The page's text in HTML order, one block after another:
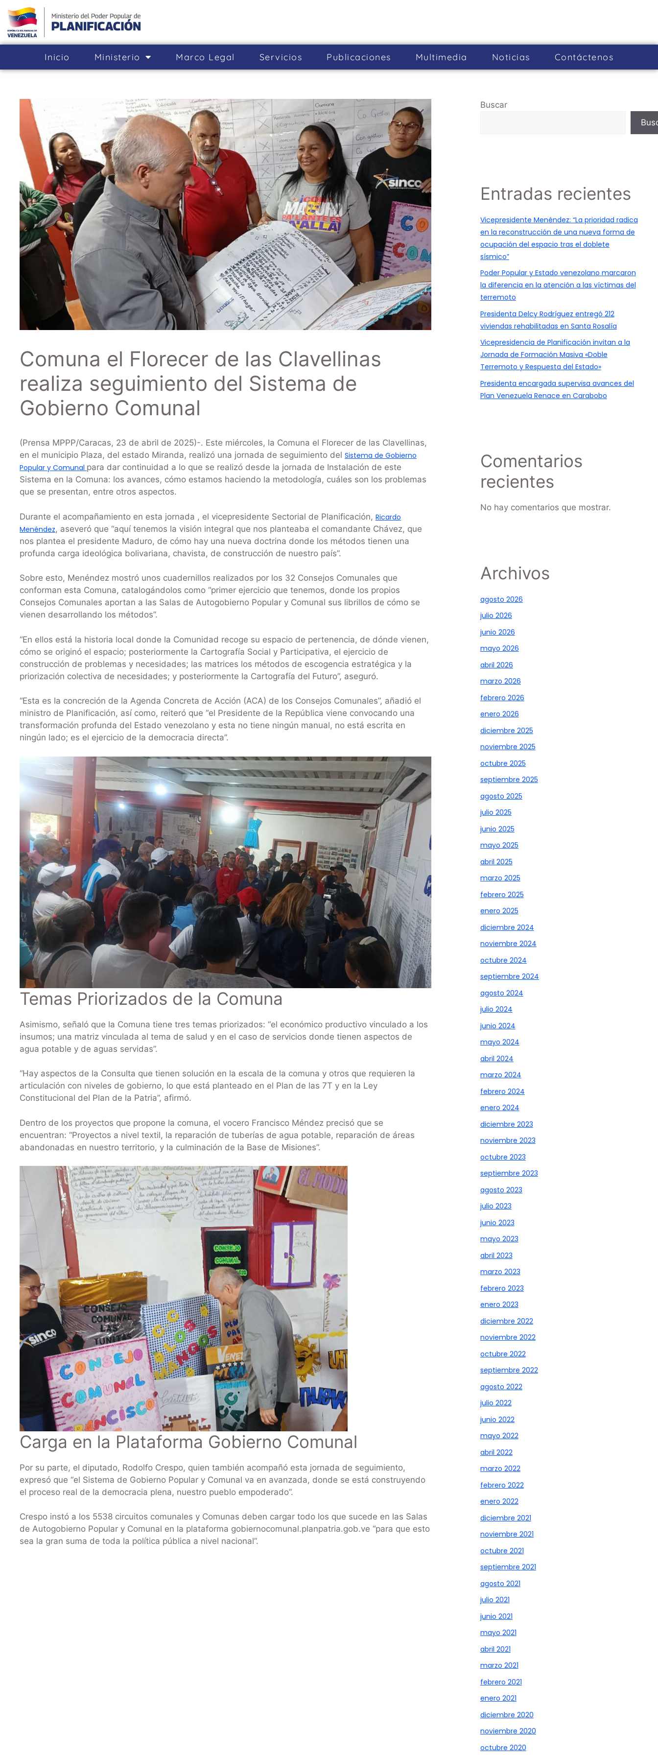
Inicio Ministerio Marco Legal Servicios Publicaciones Multimedia Noticias Cont­áctenos
Comuna el Florecer de las Clavellinas
realiza seguimiento del Sistema de
Gobierno Comunal
(Prensa MPPP/Caracas, 23 de abril de 2025)-. Este miércoles, la Comuna el Florecer de las Clavellinas,
en el municipio Plaza, del estado Miranda, realizó una jornada de seguimiento del Sistema de Gobierno
Popular y Comunal para dar continuidad a lo que se realizó desde la jornada de Instalación de este
Sistema en la Comuna: los avances, cómo estamos haciendo la metodología, cuáles son los problemas
que se presentan, entre otros aspectos.
Durante el acompañamiento en esta jornada , el vicepresidente Sectorial de Planificación, Ricardo
Menéndez, aseveró que “aquí tenemos la visión integral que nos planteaba el comandante Chávez, que
nos plantea el presidente Maduro, de cómo hay una nueva doctrina donde los métodos tienen una
profunda carga ideológica bolivariana, chavista, de construcción de nuestro país”.
Sobre esto, Menéndez mostró unos cuadernillos realizados por los 32 Consejos Comunales que
conforman esta Comuna, catalogándolos como “primer ejercicio que tenemos, donde los propios
Consejos Comunales aportan a las Salas de Autogobierno Popular y Comunal sus librillos de cómo se
vienen desarrollando los métodos”.
“En ellos está la historia local donde la Comunidad recoge su espacio de pertenencia, de dónde vienen,
cómo se originó el espacio; posteriormente la Cartografía Social y Participativa, el ejercicio de
construcción de problemas y necesidades; las matrices los métodos de escogencia estratégica y la
priorización colectiva de necesidades; y posteriormente la Cartografía del Futuro”, aseguró.
“Esta es la concreción de la Agenda Concreta de Acción (ACA) de los Consejos Comunales”, añadió el
ministro de Planificación, así como, reiteró que “el Presidente de la República viene convocando una
transformación profunda del Estado venezolano y esta no tiene ningún manual, no está escrita en
ningún lado; es el ejercicio de la democracia directa”.
Temas Priorizados de la Comuna
Asimismo, señaló que la Comuna tiene tres temas priorizados: “el económico productivo vinculado a los
insumos; una matriz vinculada al tema de salud y en el caso de servicios donde tienen aspectos de
agua potable y de aguas servidas”.
“Hay aspectos de la Consulta que tienen solución en la escala de la comuna y otros que requieren la
articulación con niveles de gobierno, lo que está planteado en el Plan de las 7T y en la Ley
Constitucional del Plan de la Patria”, afirmó.
Dentro de los proyectos que propone la comuna, el vocero Francisco Méndez precisó que se
encuentran: “Proyectos a nivel textil, la reparación de tuberías de agua potable, reparación de áreas
abandonadas en nuestro territorio, y la culminación de la Base de Misiones”.
Carga en la Plataforma Gobierno Comunal
Por su parte, el diputado, Rodolfo Crespo, quien también acompañó esta jornada de seguimiento,
expresó que “el Sistema de Gobierno Popular y Comunal va en avanzada, donde se está construyendo
el proceso real de la democracia plena, nuestro pueblo empoderado”.
Crespo instó a los 5538 circuitos comunales y Comunas deben cargar todo los que sucede en las Salas
de Autogobierno Popular y Comunal en la plataforma gobiernocomunal.planpatria.gob.ve “para que esto
sea la gran suma de toda la política pública a nivel nacional”.
Buscar
Entradas recientes
Vicepresidente Menéndez: “La prioridad radica
en la reconstrucción de una nueva forma de
ocupación del espacio tras el doblete
sísmico”
Poder Popular y Estado venezolano marcaron
la diferencia en la atención a las víctimas del
terremoto
Presidenta Delcy Rodríguez entregó 212
viviendas rehabilitadas en Santa Rosalía
Vicepresidencia de Planificación invitan a la
Jornada de Formación Masiva «Doble
Terremoto y Respuesta del Estado»
Presidenta encargada supervisa avances del
Plan Venezuela Renace en Carabobo
Comentarios
recientes
No hay comentarios que mostrar.
Archivos
agosto 2026
julio 2026
junio 2026
mayo 2026
abril 2026
marzo 2026
febrero 2026
enero 2026
diciembre 2025
noviembre 2025
octubre 2025
septiembre 2025
agosto 2025
julio 2025
junio 2025
mayo 2025
abril 2025
marzo 2025
febrero 2025
enero 2025
diciembre 2024
noviembre 2024
octubre 2024
septiembre 2024
agosto 2024
julio 2024
junio 2024
mayo 2024
abril 2024
marzo 2024
febrero 2024
enero 2024
diciembre 2023
noviembre 2023
octubre 2023
septiembre 2023
agosto 2023
julio 2023
junio 2023
mayo 2023
abril 2023
marzo 2023
febrero 2023
enero 2023
diciembre 2022
noviembre 2022
octubre 2022
septiembre 2022
agosto 2022
julio 2022
junio 2022
mayo 2022
abril 2022
marzo 2022
febrero 2022
enero 2022
diciembre 2021
noviembre 2021
octubre 2021
septiembre 2021
agosto 2021
julio 2021
junio 2021
mayo 2021
abril 2021
marzo 2021
febrero 2021
enero 2021
diciembre 2020
noviembre 2020
octubre 2020